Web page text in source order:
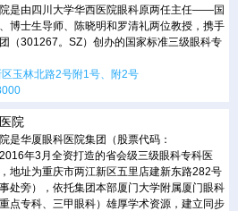
是由四川大学华西医院眼科原两任主任——国
博士生导师、陈晓明和罗清礼两位教授，携手
（301267。SZ）创办的国家标准三级眼科专
玉林北路2号附1号、附2号
院
是华厦眼科医院集团（股票代码：
年3月全资打造的省会级三级眼科专科医
地址为重庆市两江新区五里店建新东路282号
事处旁），依托集团本部厦门大学附属厦门眼科
点专科、三甲眼科）雄厚学术资源，建立同步